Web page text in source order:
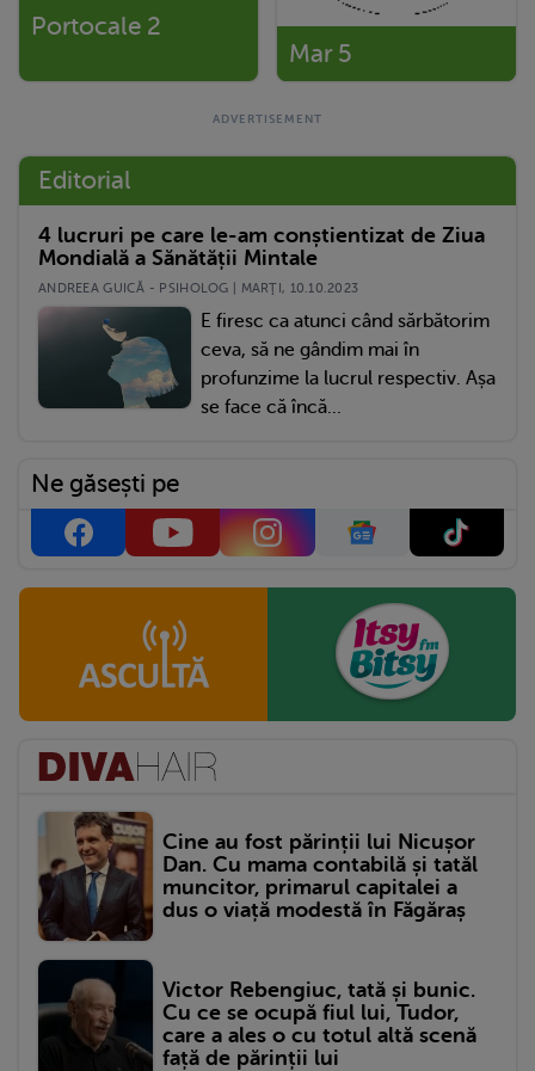
Portocale 2
Mar 5
Editorial
4 lucruri pe care le-am conștientizat de Ziua
Mondială a Sănătății Mintale
ANDREEA GUICĂ - PSIHOLOG | MARŢI, 10.10.2023
E firesc ca atunci când sărbătorim
ceva, să ne gândim mai în
profunzime la lucrul respectiv. Așa
se face că încă...
Ne găsești pe
Cine au fost părinții lui Nicușor
Dan. Cu mama contabilă și tatăl
muncitor, primarul capitalei a
dus o viață modestă în Făgăraș
Victor Rebengiuc, tată și bunic.
Cu ce se ocupă fiul lui, Tudor,
care a ales o cu totul altă scenă
față de părinții lui